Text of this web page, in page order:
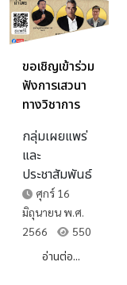
ขอเชิญเข้าร่วม
ฟังการเสวนา
ทางวิชาการ
เก่า..เล่าเรื่อง
เมือง
นครราชสีมา”
กลุ่มเผยแพร่
และ
ประชาสัมพันธ์
ศุกร์ 16
มิถุนายน พ.ศ.
2566
550
อ่านต่อ...